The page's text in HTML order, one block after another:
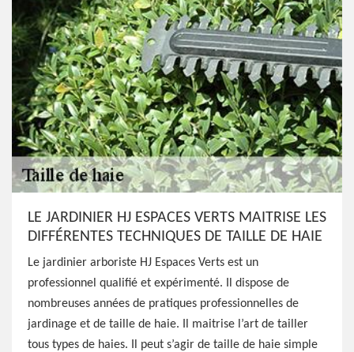
LE JARDINIER HJ ESPACES VERTS MAITRISE LES
DIFFÉRENTES TECHNIQUES DE TAILLE DE HAIE
Le jardinier arboriste HJ Espaces Verts est un
professionnel qualifié et expérimenté. Il dispose de
nombreuses années de pratiques professionnelles de
jardinage et de taille de haie. Il maitrise l’art de tailler
tous types de haies. Il peut s’agir de taille de haie simple